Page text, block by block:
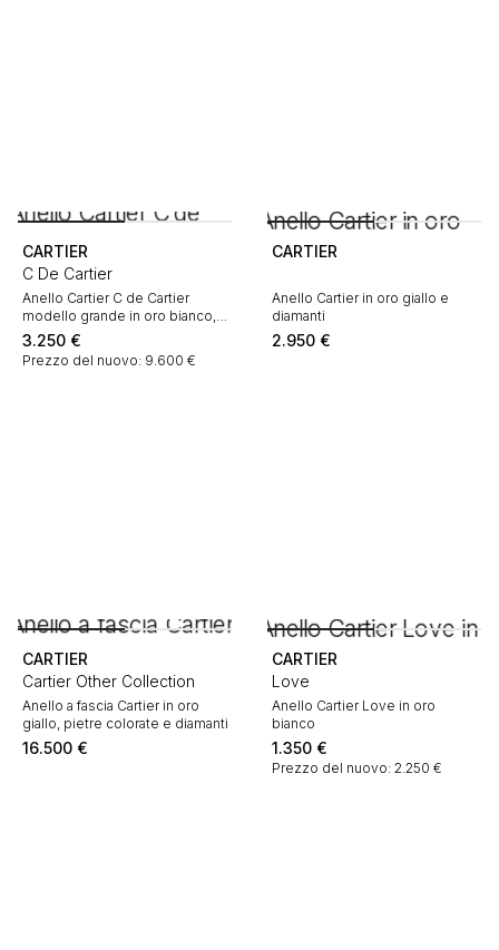
CARTIER
C De Cartier
Anello Cartier C de Cartier
modello grande in oro bianco,
lacca nera e diamanti
3.250 €
Prezzo del nuovo: 9.600 €
CARTIER
Anello Cartier in oro giallo e
diamanti
2.950 €
CARTIER
Cartier Other Collection
Anello a fascia Cartier in oro
giallo, pietre colorate e diamanti
16.500 €
CARTIER
Love
Anello Cartier Love in oro
bianco
1.350 €
Prezzo del nuovo: 2.250 €